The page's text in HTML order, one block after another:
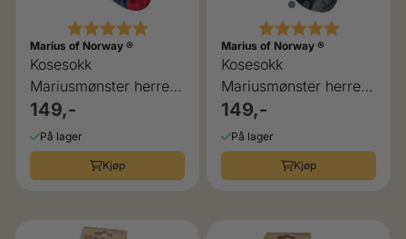
Karakter: 5.0 av 5 mulige
Marius of Norway ®
Kosesokk
Mariusmønster herre
blå/rød
149,-
På lager
Kjøp
Karakter: 5.0 av 5
Marius of Norway ®
Kosesokk
Mariusmønster herre
sort
149,-
På lager
Kjøp